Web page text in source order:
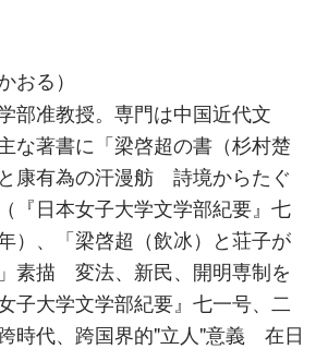
おる）
部准教授。専門は中国近代文
な著書に「梁啓超の書（杉村楚
康有為の汗漫舫 詩境からたぐ
『日本女子大学文学部紀要』七
）、「梁啓超（飲冰）と荘子が
素描 変法、新民、開明専制を
子大学文学部紀要』七一号、二
時代、跨国界的"立人"意義 在日